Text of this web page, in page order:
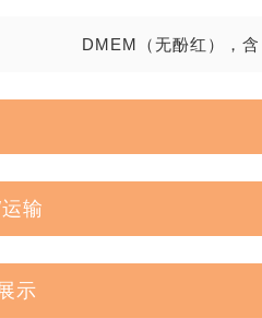
DMEM（无酚红），
输
示